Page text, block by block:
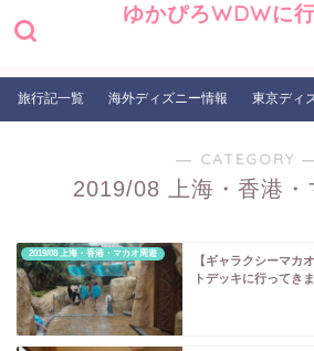
ゆかぴろWDWに
旅行記一覧 海外ディズニー情報 東京ディ
― CATEGORY
2019/08 上海・香港・
2019/08 上海・香港・マカオ周遊
【ギャラクシーマカ
トデッキに行ってき